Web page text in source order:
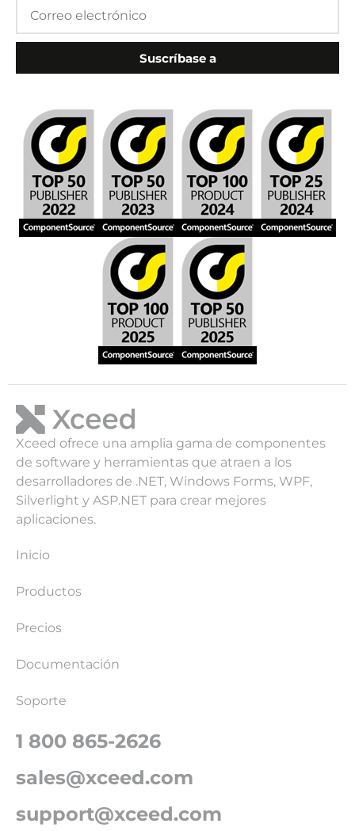
Suscríbase a
Xceed ofrece una amplia gama de componentes
de software y herramientas que atraen a los
desarrolladores de .NET, Windows Forms, WPF,
Silverlight y ASP.NET para crear mejores
aplicaciones.
Inicio
Productos
Precios
Documentación
Soporte
1 800 865-2626
sales@xceed.com
support@xceed.com